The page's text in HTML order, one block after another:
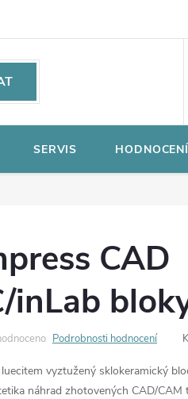
SERVIS
CAD
inLab
Podrobnosti hodnocení
vyztužený sklokeramický
náhrad zhotovených CAD/